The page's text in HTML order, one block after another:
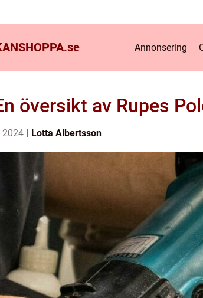
se Annonsering
översikt av Rupes
2024 Lotta Albertsson